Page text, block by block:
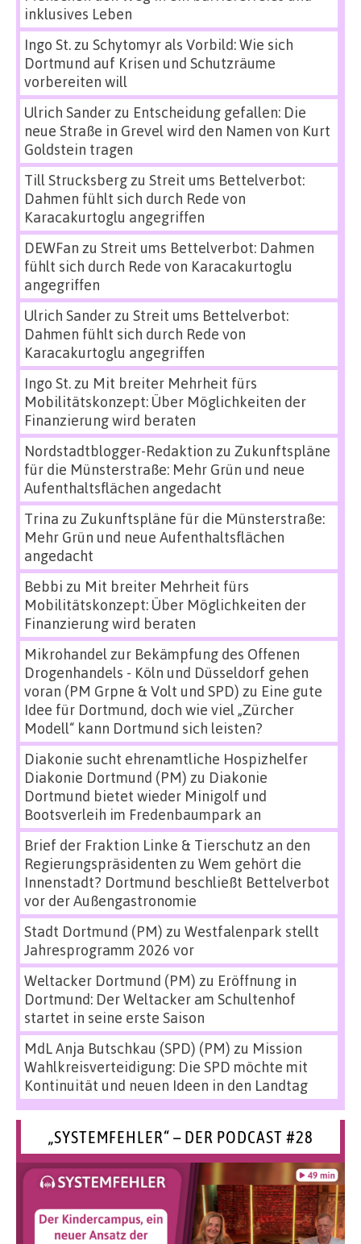
inklusives Leben
Ingo St.zu Schytomyr als Vorbild: Wie sich
Dortmund auf Krisen und Schutzräume
vorbereiten will
Ulrich Sanderzu Entscheidung gefallen: Die
neue Straße in Grevel wird den Namen von Kurt
Goldstein tragen
Till Strucksbergzu Streit ums Bettelverbot:
Dahmen fühlt sich durch Rede von
Karacakurtoglu angegriffen
DEWFan zu Streit ums Bettelverbot: Dahmen
fühlt sich durch Rede von Karacakurtoglu
angegriffen
Ulrich Sanderzu Streit ums Bettelverbot:
Dahmen fühlt sich durch Rede von
Karacakurtoglu angegriffen
Ingo St.zu Mit breiter Mehrheit fürs
Mobilitätskonzept: Über Möglichkeiten der
Finanzierung wird beraten
Nordstadtblogger-Redaktion zu Zukunftspläne
für die Münsterstraße: Mehr Grün und neue
Aufenthaltsflächen angedacht
Trina zu Zukunftspläne für die Münsterstraße:
Mehr Grün und neue Aufenthaltsflächen
angedacht
Bebbi zu Mit breiter Mehrheit fürs
Mobilitätskonzept: Über Möglichkeiten der
Finanzierung wird beraten
Mikrohandel zur Bekämpfung des Offenen
Drogenhandels - Köln und Düsseldorf gehen
voran (PM Grpne & Volt und SPD) zu Eine gute
Idee für Dortmund, doch wie viel „Zürcher
Modell“ kann Dortmund sich leisten?
Diakonie sucht ehrenamtliche Hospizhelfer
Diakonie Dortmund (PM) zu Diakonie
Dortmund bietet wieder Minigolf und
Bootsverleih im Fredenbaumpark an
Brief der Fraktion Linke & Tierschutz an den
Regierungspräsidenten zu Wem gehört die
Innenstadt? Dortmund beschließt Bettelverbot
vor der Außengastronomie
Stadt Dortmund (PM) zu Westfalenpark stellt
Jahresprogramm 2026 vor
Weltacker Dortmund (PM) zu Eröffnung in
Dortmund: Der Weltacker am Schultenhof
startet in seine erste Saison
MdL Anja Butschkau (SPD) (PM) zu Mission
Wahlkreisverteidigung: Die SPD möchte mit
Kontinuität und neuen Ideen in den Landtag
„SYSTEMFEHLER“ – DER PODCAST #28